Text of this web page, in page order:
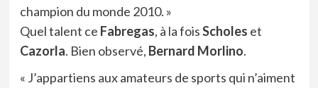
champion du monde 2010. »
Quel talent ce Fabregas, à la foisScholes et
Cazorla. Bien observé, Bernard Morlino.
« J’appartiens aux amateurs de sports qui n’aiment